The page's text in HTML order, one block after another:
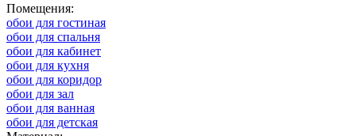
Помещения:
обои для гостиная
обои для спальня
обои для кабинет
обои для кухня
обои для коридор
обои для зал
обои для ванная
обои для детская